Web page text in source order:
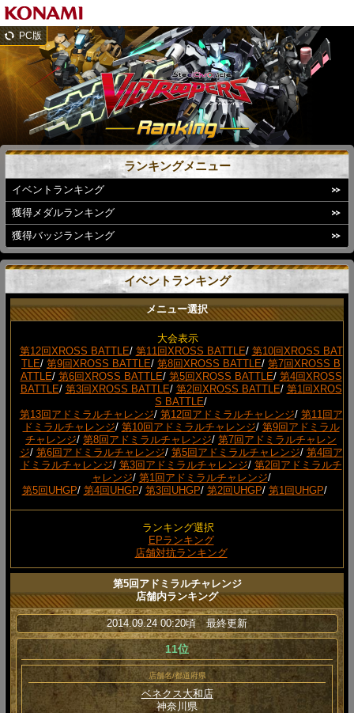
PC版
ランキングメニュー
イベントランキング
獲得メダルランキング
獲得バッジランキング
イベントランキング
メニュー選択
大会表示
第12回XROSS BATTLE/ 第11回XROSS BATTLE/ 第10回XROSS BAT
TLE/ 第9回XROSS BATTLE/ 第8回XROSS BATTLE/ 第7回XROSS B
ATTLE/ 第6回XROSS BATTLE/ 第5回XROSS BATTLE/ 第4回XROSS
BATTLE/ 第3回XROSS BATTLE/ 第2回XROSS BATTLE/ 第1回XROS
S BATTLE/
第13回アドミラルチャレンジ/ 第12回アドミラルチャレンジ/ 第11回ア
ドミラルチャレンジ/ 第10回アドミラルチャレンジ/ 第9回アドミラル
チャレンジ/ 第8回アドミラルチャレンジ/ 第7回アドミラルチャレン
ジ/ 第6回アドミラルチャレンジ/ 第5回アドミラルチャレンジ/ 第4回ア
ドミラルチャレンジ/ 第3回アドミラルチャレンジ/ 第2回アドミラルチ
ャレンジ/ 第1回アドミラルチャレンジ/
第5回UHGP/ 第4回UHGP/ 第3回UHGP/ 第2回UHGP/ 第1回UHGP/
ランキング選択
EPランキング
店舗対抗ランキング
第5回アドミラルチャレンジ
店舗内ランキング
2014.09.24 00:20頃 最終更新
11位
店舗名/都道府県
ベネクス大和店
神奈川県